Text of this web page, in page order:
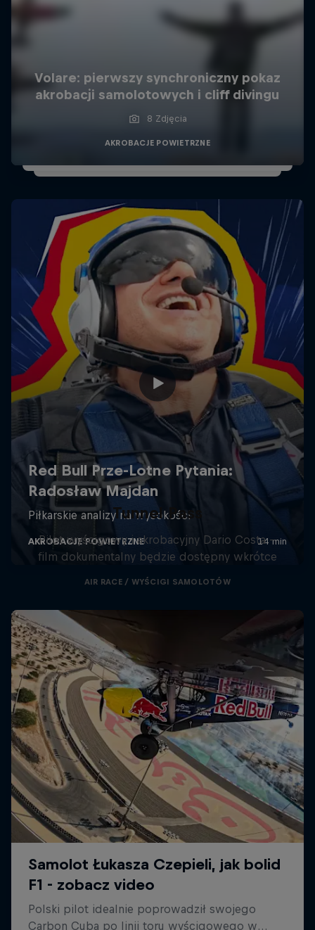
Volare: pierwszy synchroniczny pokaz
akrobacji samolotowych i cliff divingu
8 Zdjęcia
AKROBACJE POWIETRZNE
Tunnel Pass
Pilot wyścigowy i akrobacyjny Dario Costa –
film dokumentalny będzie dostępny wkrótce
AIR RACE / WYŚCIGI SAMOLOTÓW